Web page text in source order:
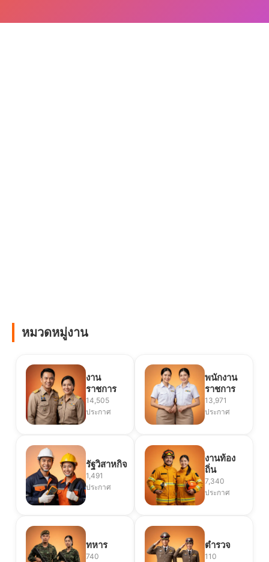
หมวดหมู่งาน
งาน
ราชการ
14,505
ประกาศ
พนักงาน
ราชการ
13,971
ประกาศ
รัฐวิสาหกิจ
1,491
ประกาศ
งานท้อง
ถิ่น
7,340
ประกาศ
ทหาร
740
ตำรวจ
110